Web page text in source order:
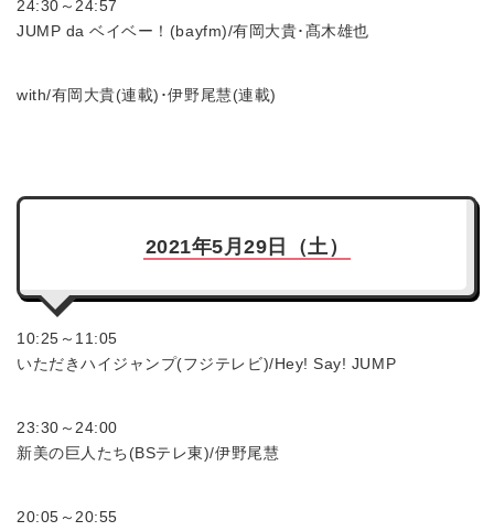
24:30～24:57
JUMP da ベイベー！(bayfm)/有岡大貴･髙木雄也
with/有岡大貴(連載)･伊野尾慧(連載)
2021年5月29日（土）
10:25～11:05
いただきハイジャンプ(フジテレビ)/Hey! Say! JUMP
23:30～24:00
新美の巨人たち(BSテレ東)/伊野尾慧
20:05～20:55